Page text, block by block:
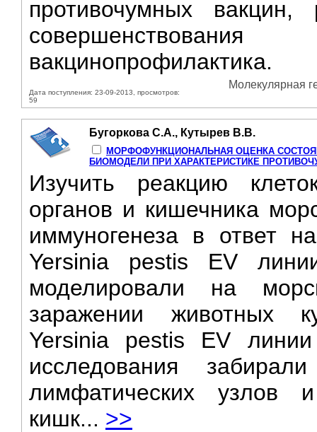
противочумных
вакцинопрофилактика.
Дата поступления: 23-09-2013, просмотров:
59
Молекулярная
Бугоркова С.А., Кутырев В.В.
МОРФОФУНКЦИОНАЛЬНАЯ ОЦЕНКА
БИОМОДЕЛИ ПРИ ХАРАКТЕРИСТИКЕ
Изучить реакцию
органов и кишечника
иммуногенеза в ответ
Yersinia pestis EV
моделировали на
заражении животных
Yersinia pestis EV
исследования
лимфатических узлов и
кишк... >>